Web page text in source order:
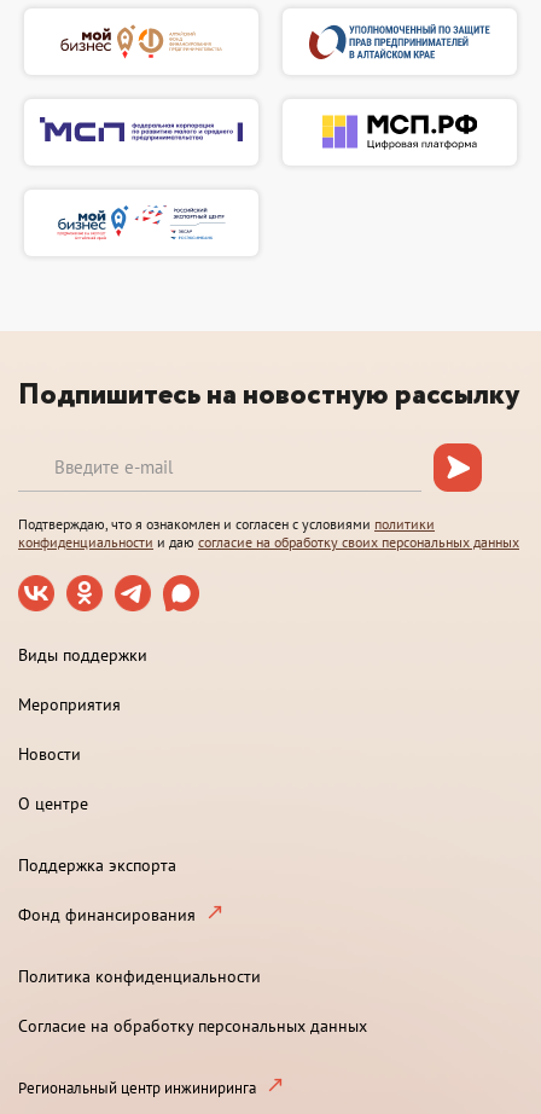
Подпишитесь на новостную рассылку
Подтверждаю, что я ознакомлен и согласен с условиями политики
конфиденциальности и даю согласие на обработку своих персональных данных
Виды поддержки
Мероприятия
Новости
О центре
Поддержка экспорта
Фонд финансирования
Политика конфиденциальности
Согласие на обработку персональных данных
Региональный центр инжиниринга